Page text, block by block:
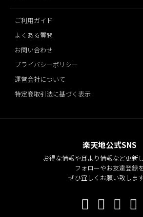
ご利用ガイド
よくある質問
お問い合わせ
プライバシーポリシー
運営会社について
特定商取引法に基づく表示
楽天地公式SNS
お得な情報や耳より情報など更新し
フォローやお友達登録
ぜひ宜しくお願い致しま